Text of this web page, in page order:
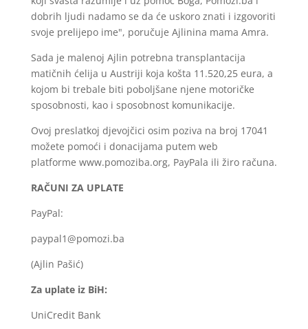
dobrih ljudi nadamo se da će uskoro znati i izgovoriti
svoje prelijepo ime", poručuje Ajlinina mama Amra.
Sada je malenoj Ajlin potrebna transplantacija
matičnih ćelija u Austriji koja košta 11.520,25 eura, a
kojom bi trebale biti poboljšane njene motoričke
sposobnosti, kao i sposobnost komunikacije.
Ovoj preslatkoj djevojčici osim poziva na broj 17041
možete pomoći i donacijama putem web
platforme www.pomoziba.org, PayPala ili žiro računa.
RAČUNI ZA UPLATE
PayPal:
paypal1@pomozi.ba
(Ajlin Pašić)
Za uplate iz BiH:
UniCredit Bank